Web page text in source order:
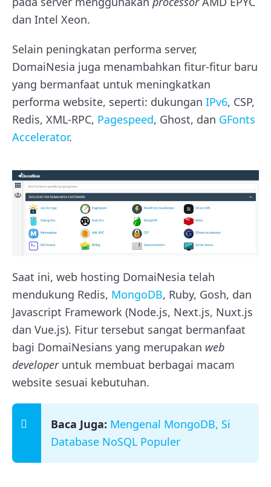
dan Intel Xeon.
Selain peningkatan performa server,
DomaiNesia juga menambahkan fitur-fitur baru
yang bermanfaat untuk meningkatkan
performa website, seperti: dukungan IPv6, CSP,
Redis, XML-RPC, Pagespeed, Ghost, dan GFonts
Accelerator.
Saat ini, web hosting DomaiNesia telah
mendukung Redis, MongoDB, Ruby, Gosh, dan
Javascript Framework (Node.js, Next.js, Nuxt.js
dan Vue.js). Fitur tersebut sangat bermanfaat
bagi DomaiNesians yang merupakan web
developeruntuk membuat berbagai macam
website sesuai kebutuhan.
Baca Juga: Mengenal MongoDB, Si
Database NoSQL Populer